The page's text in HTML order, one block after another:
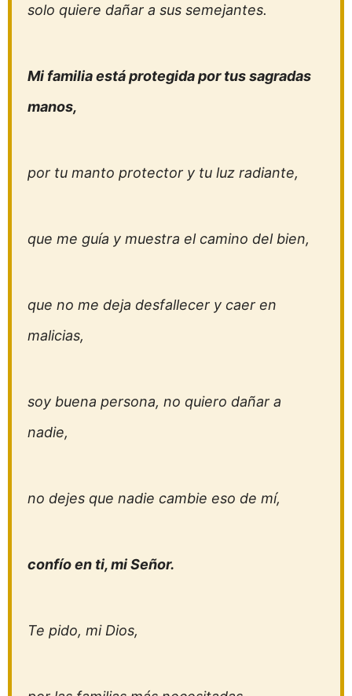
solo quiere dañar a sus semejantes.
Mi familia está protegida por tus sagradas
manos,
por tu manto protector y tu luz radiante,
que me guía y muestra el camino del bien,
que no me deja desfallecer y caer en
malicias,
soy buena persona, no quiero dañar a
nadie,
no dejes que nadie cambie eso de mí,
confío en ti, mi Señor.
Te pido, mi Dios,